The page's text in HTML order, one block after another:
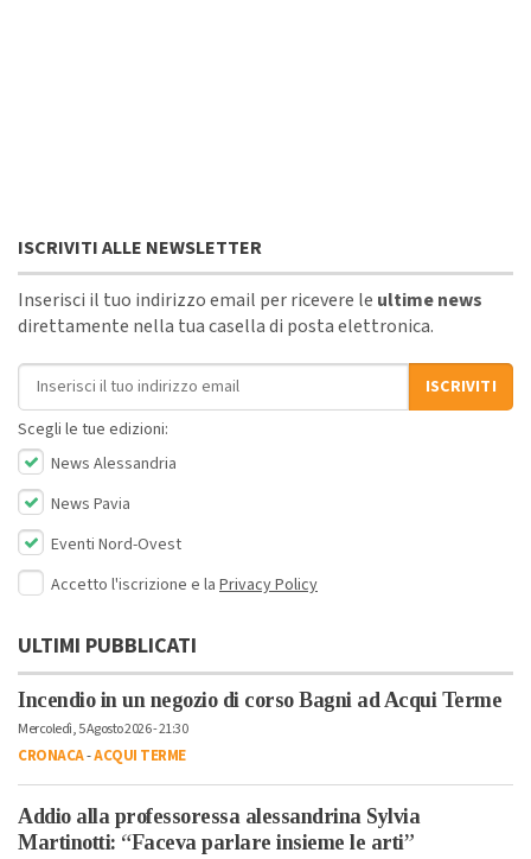
ISCRIVITI ALLE NEWSLETTER
Inserisci il tuo indirizzo email per ricevere le ultime news
direttamente nella tua casella di posta elettronica.
Indirizzo email
ISCRIVITI
Scegli le tue edizioni:
News Alessandria
News Pavia
Eventi Nord-Ovest
Accetto l'iscrizione e la Privacy Policy
ULTIMI PUBBLICATI
Incendio in un negozio di corso Bagni ad Acqui Terme
Mercoledì, 5 Agosto 2026 - 21:30
CRONACA-ACQUI TERME
Addio alla professoressa alessandrina Sylvia
Martinotti: “Faceva parlare insieme le arti”